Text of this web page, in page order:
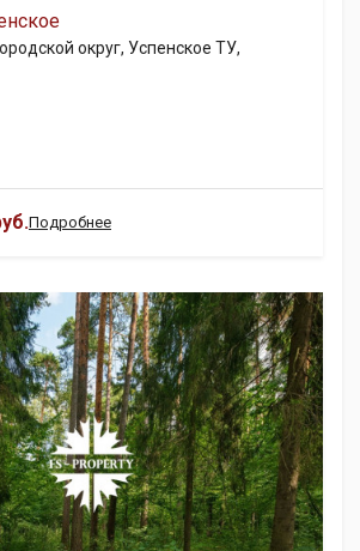
округ, Успенское ТУ,
Подробнее